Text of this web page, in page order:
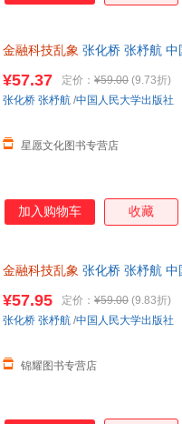
金融科技乱象 张化桥 张杼航
¥57.37 定价： ¥59.00 (9.73折)
星愿文化图书专营店
张化桥 张杼航 /中国人民大学出版社
加入购物车 收藏
金融科技乱象 张化桥 张杼航
¥57.95 定价： ¥59.00 (9.83折)
锦耀图书专营店
张化桥 张杼航 /中国人民大学出版社